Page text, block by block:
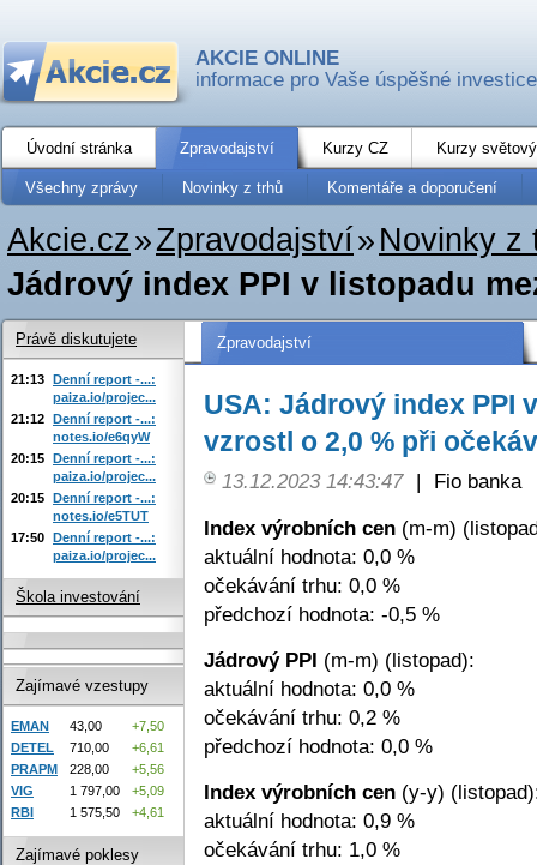
AKCIE ONLINE
informace pro Vaše úspěšné investice
Úvodní stránka Zpravodajství Kurzy CZ Kurzy
Všechny zprávy Novinky z trhů Komentáře a doporučení
Akcie.cz»Zpravodajství» Novinky z
Jádrový index PPI v listopadu
Zpravodajství
USA: Jádrový index PPI
vzrostl o 2,0 % při
13.12.2023 14:43:47 |
Fio banka
Index výrobních cen (m-m)
aktuální hodnota: 0,0 %
očekávání trhu: 0,0 %
předchozí hodnota: -0,5 %
Jádrový PPI (m-m) (listopad):
aktuální hodnota: 0,0 %
očekávání trhu: 0,2 %
předchozí hodnota: 0,0 %
Index výrobních cen (y-y)
aktuální hodnota: 0,9 %
očekávání trhu: 1,0 %
Právě diskutujete
21:13 Denní report -...:
paiza.io/projec...
21:12 Denní report -...:
notes.io/e6qyW
20:15 Denní report -...:
paiza.io/projec...
20:15 Denní report -...:
notes.io/e5TUT
17:50 Denní report -...:
paiza.io/projec...
Škola investování
Zajímavé vzestupy
EMAN 43,00
+7,50
DETEL
710,00
+6,61
PRAPM
228,00
+5,56
VIG
1 797,00
+5,09
RBI
1 575,50 +4,61
Zajímavé poklesy